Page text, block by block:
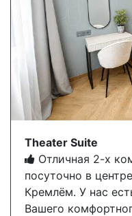
Theater Suite
Отличная 2-х
посуточно в
Кремлём. У нас
Вашего